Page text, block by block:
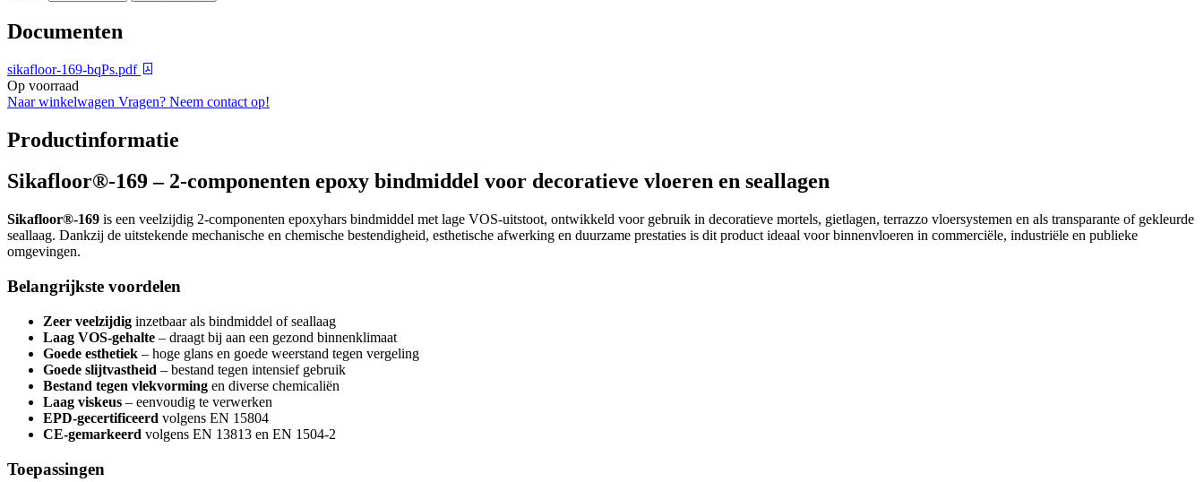
Documenten
sikafloor-169-bqPs.pdf
Op voorraad
Naar winkelwagen Vragen? Neem contact op!
Productinformatie
Sikafloor®-169 – 2-componenten epoxy bindmiddel voor decoratieve vloeren en seallagen
Sikafloor®-169 is een veelzijdig 2-componenten epoxyhars bindmiddel met lage VOS-uitstoot, ontwikkeld voor gebruik in decoratieve mortels, gietlagen, terrazzo vloersystemen en als transparante of gekleurde
seallaag. Dankzij de uitstekende mechanische en chemische bestendigheid, esthetische afwerking en duurzame prestaties is dit product ideaal voor binnenvloeren in commerciële, industriële en publieke
omgevingen.
Belangrijkste voordelen
Zeer veelzijdig inzetbaar als bindmiddel of seallaag
Laag VOS-gehalte – draagt bij aan een gezond binnenklimaat
Goede esthetiek – hoge glans en goede weerstand tegen vergeling
Goede slijtvastheid – bestand tegen intensief gebruik
Bestand tegen vlekvorming en diverse chemicaliën
Laag viskeus – eenvoudig te verwerken
EPD-gecertificeerd volgens EN 15804
CE-gemarkeerd volgens EN 13813 en EN 1504-2
Toepassingen